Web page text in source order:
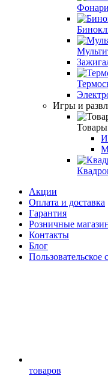
Игры и
Товары
Акции
Оплата и доставка
Гарантия
Розничные
Контакты
Блог
Пользовательское
товаров